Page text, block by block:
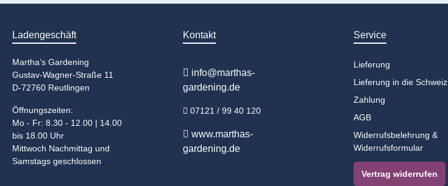
Ladengeschäft
Martha’s Gardening
Gustav-Wagner-Straße 11
D-72760 Reutlingen
Öffnungszeiten:
Mo - Fr: 8.30 - 12.00 | 14.00
bis 18.00 Uhr
Mittwoch Nachmittag und
Samstags geschlossen
Service
Lieferung
Lieferung in die Schweiz
Zahlung
AGB
Widerrufsbelehrung &
Widerrufsformular
Vertrag widerrufen
Kontakt
info@marthas-
gardening.de
07121 / 99 40 120
www.marthas-
gardening.de